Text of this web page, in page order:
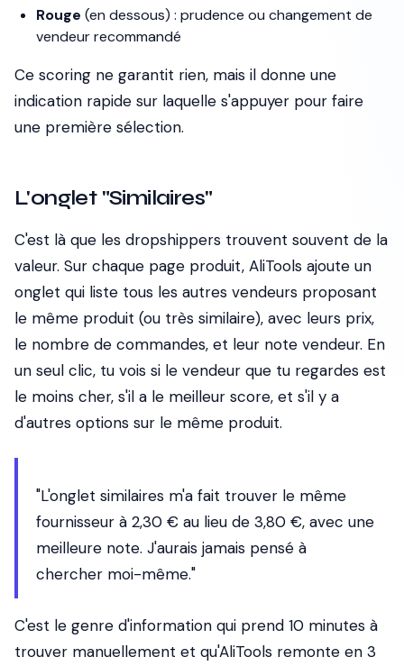
Rouge (en dessous) : prudence ou changement de
vendeur recommandé
Ce scoring ne garantit rien, mais il donne une
indication rapide sur laquelle s'appuyer pour faire
une première sélection.
L'onglet "Similaires"
C'est là que les dropshippers trouvent souvent de la
valeur. Sur chaque page produit, AliTools ajoute un
onglet qui liste tous les autres vendeurs proposant
le même produit (ou très similaire), avec leurs prix,
le nombre de commandes, et leur note vendeur. En
un seul clic, tu vois si le vendeur que tu regardes est
le moins cher, s'il a le meilleur score, et s'il y a
d'autres options sur le même produit.
"L'onglet similaires m'a fait trouver le même
fournisseur à 2,30 € au lieu de 3,80 €, avec une
meilleure note. J'aurais jamais pensé à
chercher moi-même."
C'est le genre d'information qui prend 10 minutes à
trouver manuellement et qu'AliTools remonte en 3